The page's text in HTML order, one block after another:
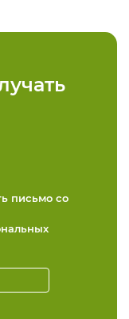
письмо со